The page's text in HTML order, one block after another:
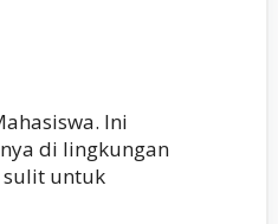
Ini
di lingkungan
sulit untuk